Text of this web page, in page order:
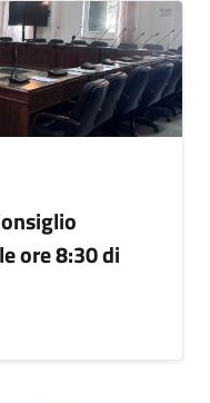
ore 8:30 di